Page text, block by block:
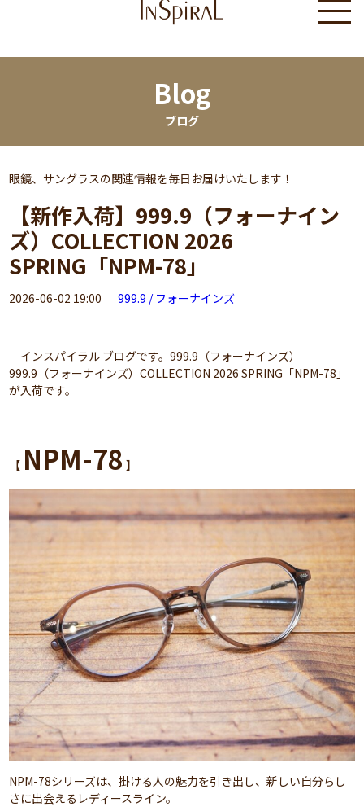
Blog
ブログ
眼鏡、サングラスの関連情報を毎日お届けいたします！
【新作入荷】999.9（フォーナイン
ズ）COLLECTION 2026
SPRING「NPM-78」
2026-06-02 19:00 ｜999.9 / フォーナインズ
インスパイラル ブログです。999.9（フォーナインズ）
999.9（フォーナインズ）COLLECTION 2026 SPRING「NPM-78」
が入荷です。
【 NPM-78 】
NPM-78シリーズは、掛ける人の魅力を引き出し、新しい自分らし
さに出会えるレディースライン。